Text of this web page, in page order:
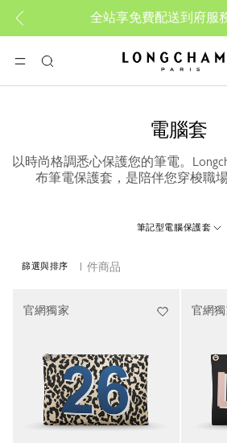
全站享免費配送到府服務
選單
搜
尋
Longchamp - Home
電腦套
以時尚格調悉心保護您的筆電。
布筆電保護套，是陪伴您穿梭職
筆記型電腦保護套
1 件商品
篩選與排序
官網獨家 官網